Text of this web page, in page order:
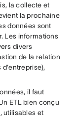
la collecte et
la prochaine
données sont
Les informations
divers
de la relation
d'entreprise),
il faut
ETL bien conçu
utilisables et